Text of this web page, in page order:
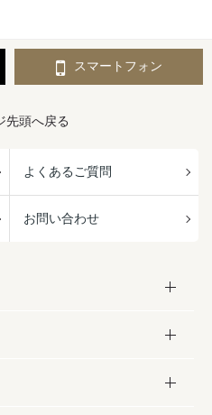
スマートフォン
先頭へ戻る
よくあるご質問
お問い合わせ